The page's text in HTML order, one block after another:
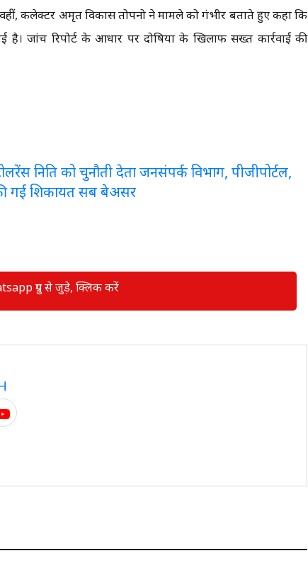
कलेक्टर अमृत विकास तोपनो ने मामले को गंभीर बताते हुए कहा कि
जांच रिपोर्ट के आधार पर दोषियों के खिलाफ सख्त कार्रवाई की
निति को चुनौती देता जनसंपर्क विभाग, पीजीपोर्टल,
गई शिकायत सब बेअसर
ग्रुप से जुड़े, क्लिक करें